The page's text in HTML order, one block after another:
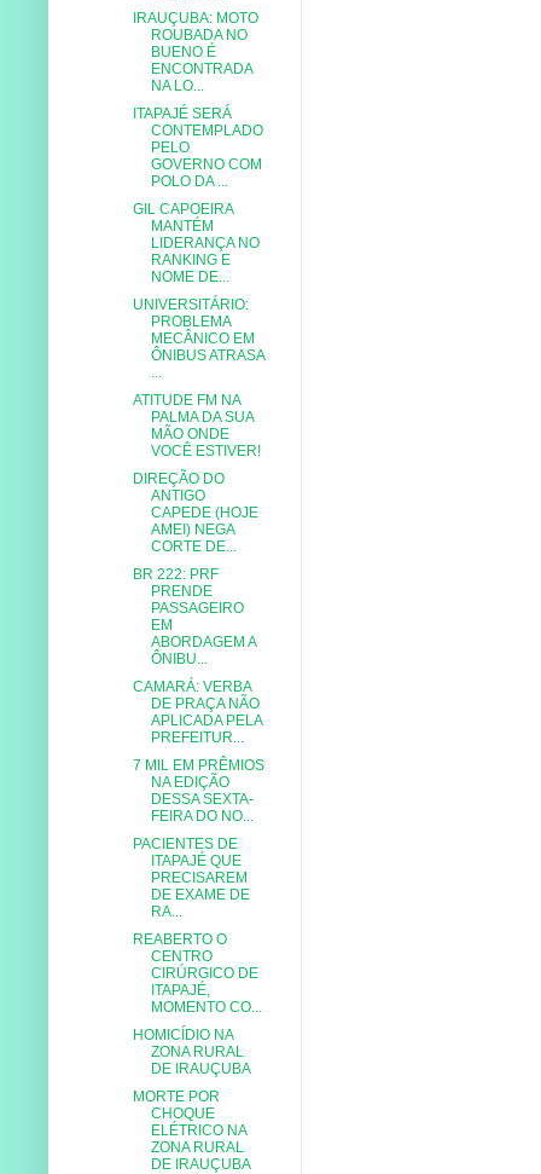
IRAUÇUBA: MOTO
ROUBADA NO
BUENO É
ENCONTRADA
NA LO...
ITAPAJÉ SERÁ
CONTEMPLADO
PELO
GOVERNO COM
POLO DA ...
GIL CAPOEIRA
MANTÉM
LIDERANÇA NO
RANKING E
NOME DE...
UNIVERSITÁRIO:
PROBLEMA
MECÂNICO EM
ÔNIBUS ATRASA
ATITUDE FM NA
PALMA DA SUA
MÃO ONDE
VOCÊ ESTIVER!
DIREÇÃO DO
ANTIGO
CAPEDE (HOJE
AMEI) NEGA
CORTE DE...
BR 222: PRF
PRENDE
PASSAGEIRO
EM
ABORDAGEM A
ÔNIBU...
CAMARÁ: VERBA
DE PRAÇA NÃO
APLICADA PELA
PREFEITUR...
7 MIL EM PRÊMIOS
NA EDIÇÃO
DESSA SEXTA-
FEIRA DO NO...
PACIENTES DE
ITAPAJÉ QUE
PRECISAREM
DE EXAME DE
RA...
REABERTO O
CENTRO
CIRÚRGICO DE
ITAPAJÉ,
MOMENTO CO...
HOMICÍDIO NA
ZONA RURAL
DE IRAUÇUBA
MORTE POR
CHOQUE
ELÉTRICO NA
ZONA RURAL
DE IRAUÇUBA